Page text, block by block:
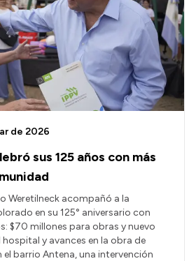
sus 125 años con más
de 2026
Weretilneck acompañó a la
en su 125° aniversario con
$70 millones para obras y nuevo
y avances en la obra de
el barrio Antena, una intervención